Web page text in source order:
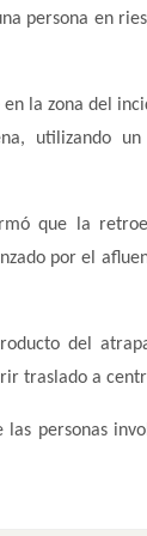
persona en
la zona del
utilizando
que la
por el
del
traslado a
personas